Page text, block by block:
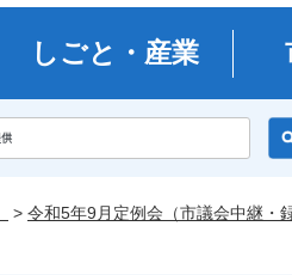
しごと・産業
> 令和5年9月定例会（市議会中継・録